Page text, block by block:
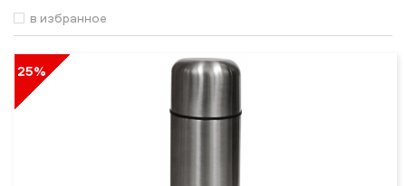
в избранное
25%